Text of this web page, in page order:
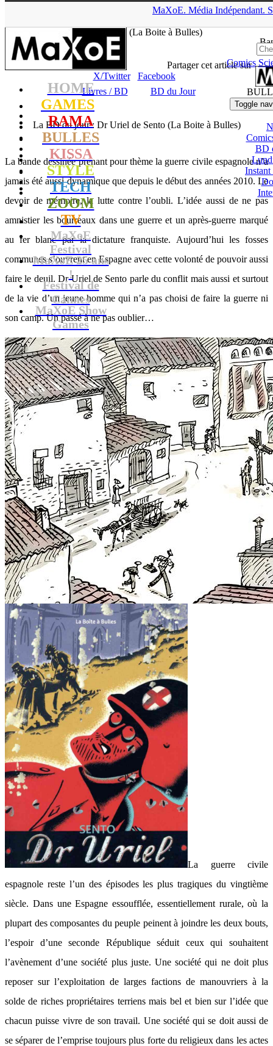
MaXoE. Média Indépendant.
HOME
GAMES
RAMA
BULLES
KISSA
STYLE
TECH
ZOOM
TV
MaXoE
Festival
MaXoE 25 ans
!
Festival de
Cannes
MaXoE Show
Games
Comics
Toggle
BD
Instant
Uriel de Sento (La Boite à Bulles)
Partager cet article sur
X/Twitter
Facebook
Livres / BD
BD du Jour
La BD du jour : Dr Uriel de Sento (La Boite à Bulles)
La bande dessinée prenant pour thème la guerre civile espagnole n’a
jamais été aussi dynamique que depuis le début des années 2010. Le
devoir de mémoire, la lutte contre l’oubli. L’idée aussi de ne pas
amnistier les bourreaux dans une guerre et un après-guerre marqué
au fer blanc par la dictature franquiste. Aujourd’hui les fosses
communes s’ouvrent en Espagne avec cette volonté de pouvoir aussi
faire le deuil. Dr Uriel de Sento parle du conflit mais aussi et surtout
de la vie d’un jeune homme qui n’a pas choisi de faire la guerre ni
son camp. Un passé à ne pas oublier…
La guerre civile
espagnole reste l’un des épisodes les plus tragiques du vingtième
siècle. Dans une Espagne essoufflée, essentiellement rurale, où la
plupart des composantes du peuple peinent à joindre les deux bouts,
l’espoir d’une seconde République séduit ceux qui souhaitent
l’avènement d’une société plus juste. Une société qui ne doit plus
reposer sur l’exploitation de larges factions de manouvriers à la
solde de riches propriétaires terriens mais bel et bien sur l’idée que
chacun puisse vivre de son travail. Une société qui se doit aussi de
se séparer de l’emprise toujours plus forte du religieux dans les actes